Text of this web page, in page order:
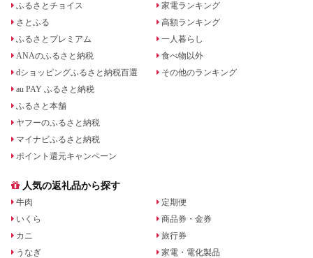
ふるさとチョイス
さとふる
ふるさとプレミアム
ANAのふるさと納税
dショッピングふるさと納税百選
au PAY ふるさと納税
ふるさと本舗
ヤフーのふるさと納税
マイナビふるさと納税
ポイント還元キャンペーン
家電ランキング
高額ランキング
一人暮らし
食べ物以外
その他のランキング
人気の返礼品から探す
牛肉
いくら
カニ
うなぎ
定期便
商品券・金券
旅行券
家電・電化製品